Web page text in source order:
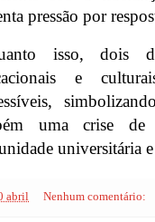
pressão por
isso, dois
e
uma crise de
universitária
abril Nenhum comentário: